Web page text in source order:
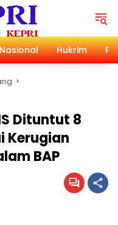
Nasional Hukrim
Dituntut 8
Kerugian
BAP